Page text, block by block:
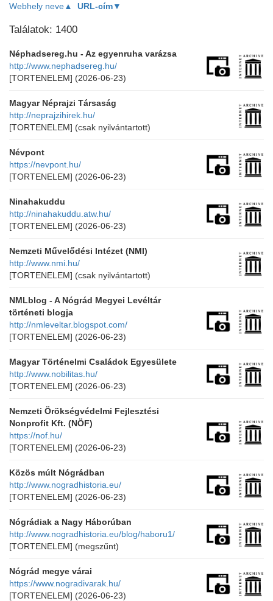
Webhely neve▲ URL-cím▼
Találatok: 1400
Néphadsereg.hu - Az egyenruha varázsa
http://www.nephadsereg.hu/
[TORTENELEM] (2026-06-23)
Magyar Néprajzi Társaság
http://neprajzihirek.hu/
[TORTENELEM] (csak nyilvántartott)
Névpont
https://nevpont.hu/
[TORTENELEM] (2026-06-23)
Ninahakuddu
http://ninahakuddu.atw.hu/
[TORTENELEM] (2026-06-23)
Nemzeti Művelődési Intézet (NMI)
http://www.nmi.hu/
[TORTENELEM] (csak nyilvántartott)
NMLblog - A Nógrád Megyei Levéltár
történeti blogja
http://nmleveltar.blogspot.com/
[TORTENELEM] (2026-06-23)
Magyar Történelmi Családok Egyesülete
http://www.nobilitas.hu/
[TORTENELEM] (2026-06-23)
Nemzeti Örökségvédelmi Fejlesztési
Nonprofit Kft. (NÖF)
https://nof.hu/
[TORTENELEM] (2026-06-23)
Közös múlt Nógrádban
http://www.nogradhistoria.eu/
[TORTENELEM] (2026-06-23)
Nógrádiak a Nagy Háborúban
http://www.nogradhistoria.eu/blog/haboru1/
[TORTENELEM] (megszűnt)
Nógrád megye várai
https://www.nogradivarak.hu/
[TORTENELEM] (2026-06-23)